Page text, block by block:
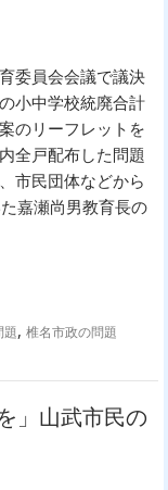
委員会会議で議決
小中学校統廃合計
のリーフレットを
全戸配布した問題
市民団体などから
嘉瀬尚男教育長の
題,椎名市政の問題
」山武市民の